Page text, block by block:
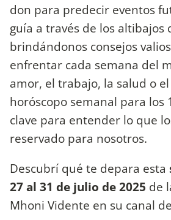
don para predecir eventos
guía a través de los altibajos
brindándonos consejos
enfrentar cada semana del
amor, el trabajo, la salud o
horóscopo semanal para los
clave para entender lo que
reservado para nosotros.
Descubrí qué te depara esta
27 al 31 de julio de 2025 de
Mhoni Vidente en su canal